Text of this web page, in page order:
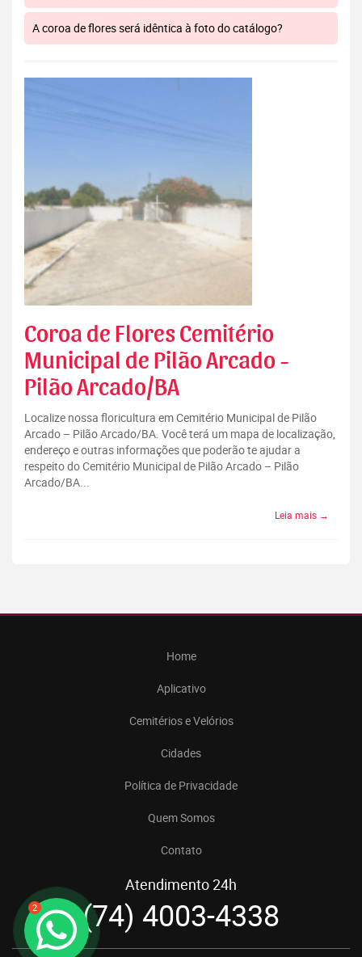
2
A coroa de flores será idêntica à foto do catálogo?
Coroa de Flores Cemitério
Municipal de Pilão Arcado -
Pilão Arcado/BA
Localize nossa floricultura em Cemitério Municipal de Pilão
Arcado – Pilão Arcado/BA. Você terá um mapa de localização,
endereço e outras informações que poderão te ajudar a
respeito do Cemitério Municipal de Pilão Arcado – Pilão
Arcado/BA...
Leia mais →
Home
Aplicativo
Cemitérios e Velórios
Cidades
Política de Privacidade
Quem Somos
Contato
Atendimento 24h
(74) 4003-4338